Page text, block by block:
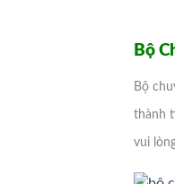
Bộ
Bộ
thành
vui